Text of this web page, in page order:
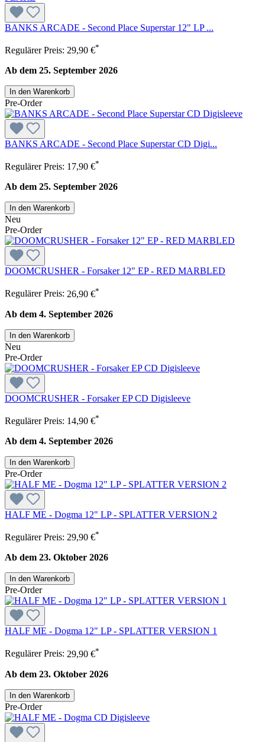
BANKS ARCADE - Second Place Superstar 12" LP ...
Regulärer Preis: 29,90 €*
Ab dem 25. September 2026
In den Warenkorb
Pre-Order
BANKS ARCADE - Second Place Superstar CD Digi...
Regulärer Preis: 17,90 €*
Ab dem 25. September 2026
In den Warenkorb
Neu
Pre-Order
DOOMCRUSHER - Forsaker 12" EP - RED MARBLED
Regulärer Preis: 26,90 €*
Ab dem 4. September 2026
In den Warenkorb
Neu
Pre-Order
DOOMCRUSHER - Forsaker EP CD Digisleeve
Regulärer Preis: 14,90 €*
Ab dem 4. September 2026
In den Warenkorb
Pre-Order
HALF ME - Dogma 12" LP - SPLATTER VERSION 2
Regulärer Preis: 29,90 €*
Ab dem 23. Oktober 2026
In den Warenkorb
Pre-Order
HALF ME - Dogma 12" LP - SPLATTER VERSION 1
Regulärer Preis: 29,90 €*
Ab dem 23. Oktober 2026
In den Warenkorb
Pre-Order